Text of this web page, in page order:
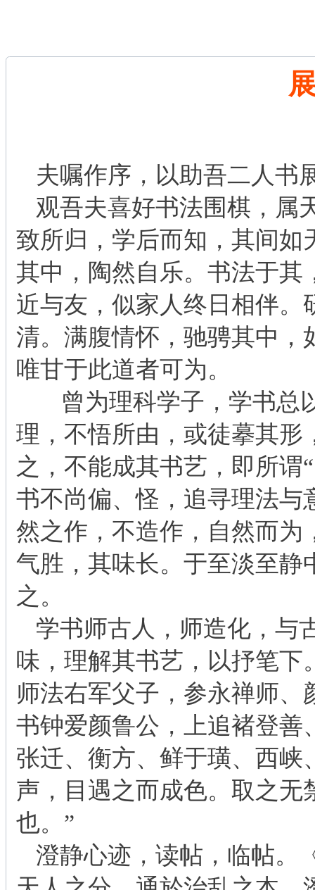
夫嘱作序，以助吾二人书
观吾夫喜好书法围棋，属
致所归，学后而知，其间如
其中，陶然自乐。书法于其
近与友，似家人终日相伴
清。满腹情怀，驰骋其中
唯甘于此道者可为。
曾为理科学子，学书总
理，不悟所由，或徒摹其形
之，不能成其书艺，即所谓
书不尚偏、怪，追寻理法与
然之作，不造作，自然而为
气胜，其味长。于至淡至静
之。
学书师古人，师造化，与
味，理解其书艺，以抒笔
师法右军父子，参永禅师
书钟爱颜鲁公，上追褚登善
张迁、衡方、鲜于璜、西峡
声，目遇之而成色。取之
也。”
澄静心迹，读帖，临帖。